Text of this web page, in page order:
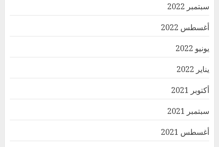
سبتمبر 2022
أغسطس 2022
يونيو 2022
يناير 2022
أكتوبر 2021
سبتمبر 2021
أغسطس 2021